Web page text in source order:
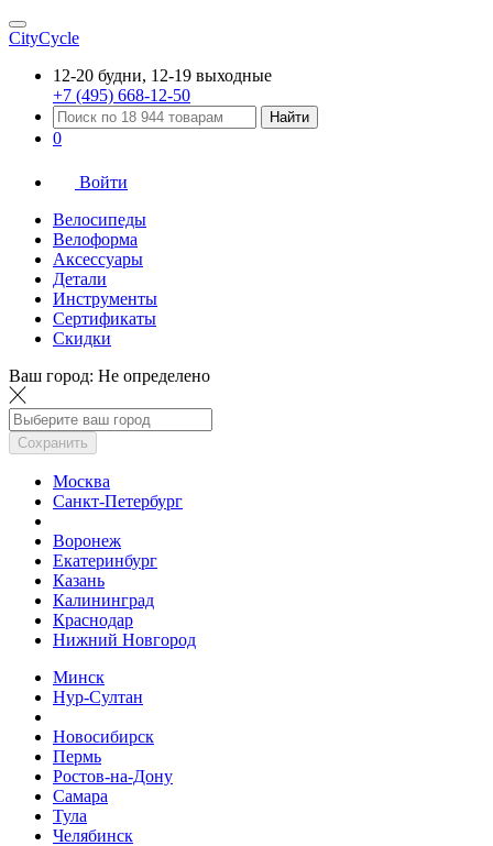
CityCycle
12-20 будни, 12-19 выходные
+7 (495) 668-12-50
Найти
0
Войти
Велосипеды
Велоформа
Аксессуары
Детали
Инструменты
Сертификаты
Скидки
Ваш город: Не определено
Сохранить
Москва
Санкт-Петербург
Воронеж
Екатеринбург
Казань
Калининград
Краснодар
Нижний Новгород
Минск
Нур-Султан
Новосибирск
Пермь
Ростов-на-Дону
Самара
Тула
Челябинск